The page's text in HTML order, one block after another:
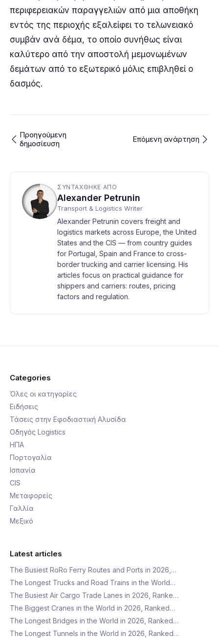
περιφερειακών παραγγελιών από μια αποθήκη
εντός της περιοχής εξαλείφει το τελωνειακό
συμβάν ανά δέμα, το οποίο συνήθως είναι
καλύτερο από την αποστολή μεμονωμένων
δεμάτων από το εξωτερικό μόλις επιβληθεί ο
δασμός.
Προηγούμενη
δημοσίευση
Επόμενη ανάρτηση
ΣΥΝΤΆΧΘΗΚΕ ΑΠΌ
Alexander Petrunin
Transport & Logistics Writer
Alexander Petrunin covers freight and
logistics markets across Europe, the United
States and the CIS — from country guides
for Portugal, Spain and France to cross-
border trucking and carrier licensing. His
articles focus on practical guidance for
shippers and carriers: routes, pricing
factors and regulation.
Categories
Όλες οι κατηγορίες
Ειδήσεις
Τάσεις στην Εφοδιαστική Αλυσίδα
Οδηγός Logistics
ΗΠΑ
Πορτογαλία
Ισπανία
CIS
Μεταφορείς
Γαλλία
Μεξικό
Latest articles
The Busiest RoRo Ferry Routes and Ports in 2026,…
The Longest Trucks and Road Trains in the World…
The Busiest Air Cargo Trade Lanes in 2026, Ranke…
The Biggest Cranes in the World in 2026, Ranked…
The Longest Bridges in the World in 2026, Ranked…
The Longest Tunnels in the World in 2026, Ranked…